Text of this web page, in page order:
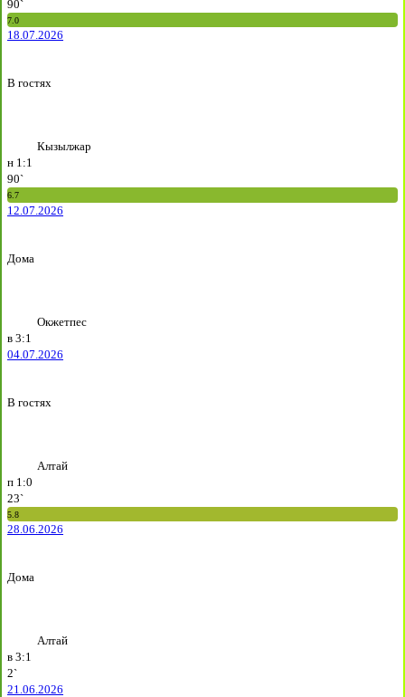
90`
7.0
18.07.2026
В гостях
Кызылжар
н 1:1
90`
6.7
12.07.2026
Дома
Окжетпес
в 3:1
04.07.2026
В гостях
Алтай
п 1:0
23`
5.8
28.06.2026
Дома
Алтай
в 3:1
2`
21.06.2026